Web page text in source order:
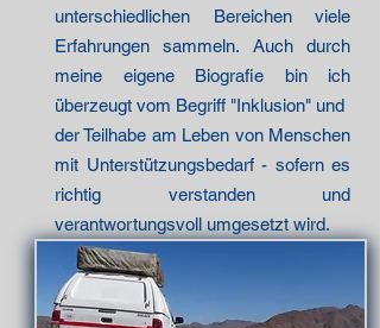
unterschiedlichen Bereichen viele
Erfahrungen sammeln. Auch durch
meine eigene Biografie bin ich
überzeugt vom Begriff "Inklusion" und
der Teilhabe am Leben von Menschen
mit Unterstützungsbedarf - sofern es
richtig verstanden und
verantwortungsvoll umgesetzt wird.